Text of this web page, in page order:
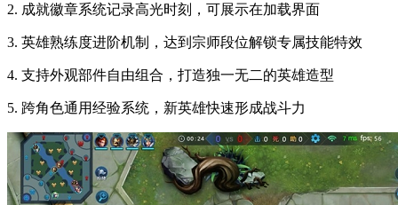
2. 成就徽章系统记录高光时刻，可展示在加载界面
3. 英雄熟练度进阶机制，达到宗师段位解锁专属技能特效
4. 支持外观部件自由组合，打造独一无二的英雄造型
5. 跨角色通用经验系统，新英雄快速形成战斗力